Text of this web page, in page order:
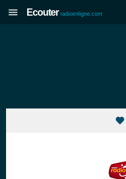
Ecouter radioenligne.com